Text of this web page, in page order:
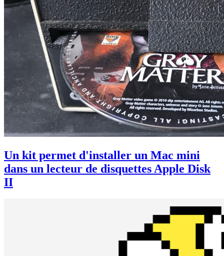
Un kit permet d'installer un Mac mini
dans un lecteur de disquettes Apple Disk
II